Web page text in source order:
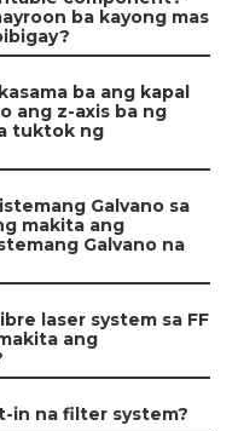
ba kayong mas
ba ang kapal
ang z-axis ba ng
tuktok ng
Galvano sa
makita ang
Galvano na
laser system sa FF
ang
in na filter system?